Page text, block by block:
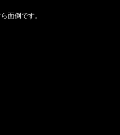
面倒です。